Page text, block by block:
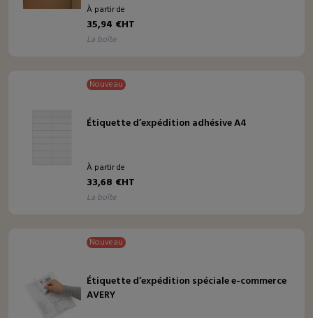
À partir de
35,94 €HT
la boîte
Nouveau
Étiquette d’expédition adhésive A4
À partir de
33,68 €HT
la boîte
Nouveau
Étiquette d’expédition spéciale e-commerce
AVERY